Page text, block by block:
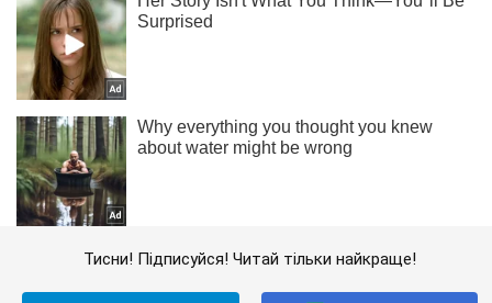
Тисни! Підписуйся! Читай тільки найкраще!